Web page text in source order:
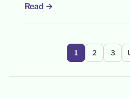
Read →
Paginație1 2 3